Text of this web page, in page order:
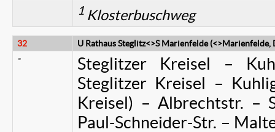
1 Klosterbuschweg
32
U Rathaus Steglitz<>S Marienfelde (<>Marienfelde,
-
Steglitzer Kreisel –
Steglitzer Kreisel –
Kreisel) – Albrechtstr. –
Paul-Schneider-Str. –